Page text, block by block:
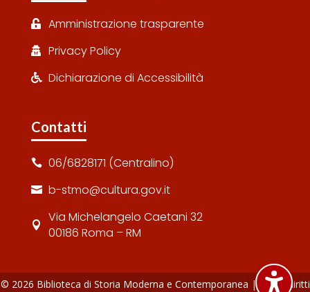
 Amministrazione trasparente
 Privacy Policy
 Dichiarazione di Accessibilità
Contatti
 06/6828171 (Centralino)
 b-stmo@cultura.gov.it

Via Michelangelo Caetani 32
00186 Roma – RM
© 2026 Biblioteca di Storia Moderna e Contemporanea | Tutti i diritti